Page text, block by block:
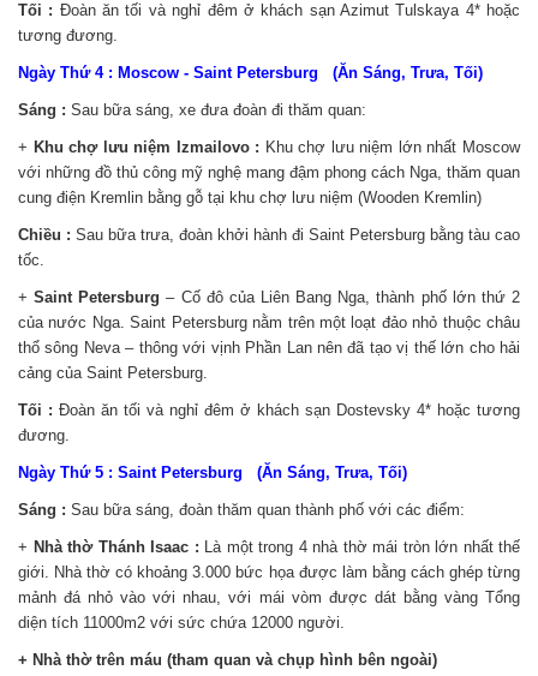
Tối : Đoàn ăn tối và nghỉ đêm ở khách sạn Azimut Tulskaya 4* hoặc
tương đương.
Ngày Thứ 4 : Moscow - Saint Petersburg (Ăn Sáng, Trưa, Tối)
Sáng : Sau bữa sáng, xe đưa đoàn đi thăm quan:
+ Khu chợ lưu niệm Izmailovo : Khu chợ lưu niệm lớn nhất Moscow
với những đồ thủ công mỹ nghệ mang đậm phong cách Nga, thăm quan
cung điện Kremlin bằng gỗ tại khu chợ lưu niệm (Wooden Kremlin)
Chiều : Sau bữa trưa, đoàn khởi hành đi Saint Petersburg bằng tàu cao
tốc.
+Saint Petersburg – Cố đô của Liên Bang Nga, thành phố lớn thứ 2
của nước Nga. Saint Petersburg nằm trên một loạt đảo nhỏ thuộc châu
thổ sông Neva – thông với vịnh Phần Lan nên đã tạo vị thế lớn cho hải
cảng của Saint Petersburg.
Tối : Đoàn ăn tối và nghỉ đêm ở khách sạn Dostevsky 4* hoặc tương
đương.
Ngày Thứ 5 : Saint Petersburg (Ăn Sáng, Trưa, Tối)
Sáng : Sau bữa sáng, đoàn thăm quan thành phố với các điểm:
+ Nhà thờ Thánh Isaac : Là một trong 4 nhà thờ mái tròn lớn nhất thế
giới. Nhà thờ có khoảng 3.000 bức họa được làm bằng cách ghép từng
mảnh đá nhỏ vào với nhau, với mái vòm được dát bằng vàng Tổng
diện tích 11000m2 với sức chứa 12000 người.
+ Nhà thờ trên máu (tham quan và chụp hình bên ngoài)